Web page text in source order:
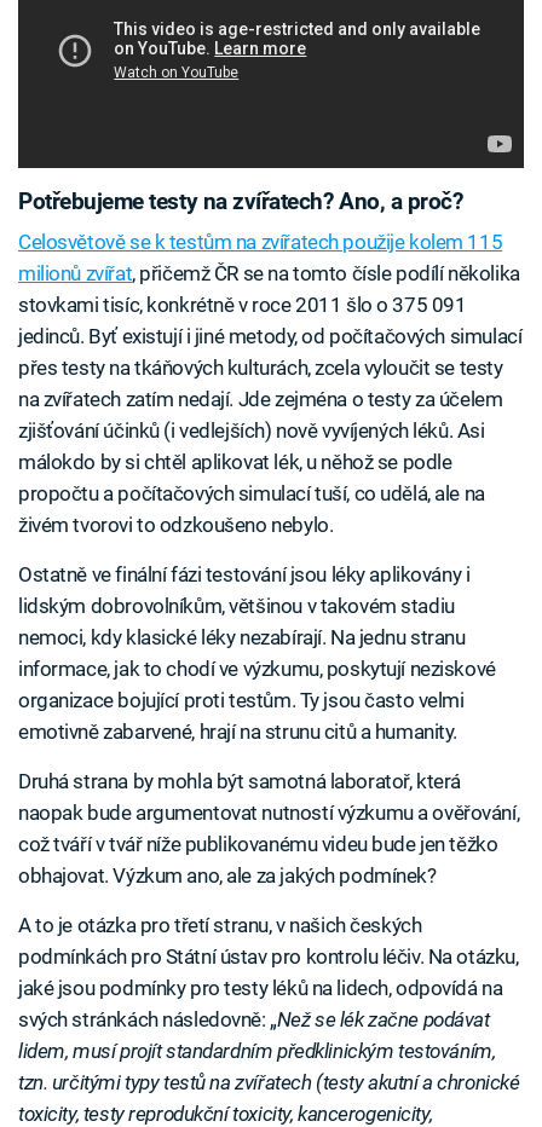
Potřebujeme testy na zvířatech? Ano, a proč?
Celosvětově se k testům na zvířatech použije kolem 115
milionů zvířat, přičemž ČR se na tomto čísle podílí několika
stovkami tisíc, konkrétně v roce 2011 šlo o 375 091
jedinců. Byť existují i jiné metody, od počítačových simulací
přes testy na tkáňových kulturách, zcela vyloučit se testy
na zvířatech zatím nedají. Jde zejména o testy za účelem
zjišťování účinků (i vedlejších) nově vyvíjených léků. Asi
málokdo by si chtěl aplikovat lék, u něhož se podle
propočtu a počítačových simulací tuší, co udělá, ale na
živém tvorovi to odzkoušeno nebylo.
Ostatně ve finální fázi testování jsou léky aplikovány i
lidským dobrovolníkům, většinou v takovém stadiu
nemoci, kdy klasické léky nezabírají. Na jednu stranu
informace, jak to chodí ve výzkumu, poskytují neziskové
organizace bojující proti testům. Ty jsou často velmi
emotivně zabarvené, hrají na strunu citů a humanity.
Druhá strana by mohla být samotná laboratoř, která
naopak bude argumentovat nutností výzkumu a ověřování,
což tváří v tvář níže publikovanému videu bude jen těžko
obhajovat. Výzkum ano, ale za jakých podmínek?
A to je otázka pro třetí stranu, v našich českých
podmínkách pro Státní ústav pro kontrolu léčiv. Na otázku,
jaké jsou podmínky pro testy léků na lidech, odpovídá na
svých stránkách následovně: „Než se lék začne podávat
lidem, musí projít standardním předklinickým testováním,
tzn. určitými typy testů na zvířatech (testy akutní a chronické
toxicity, testy reprodukční toxicity, kancerogenicity,